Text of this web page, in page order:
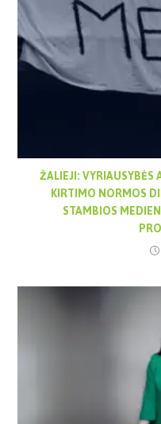
ŽALIEJI: VYRIAUSYBĖS
KIRTIMO NORMOS
STAMBIOS